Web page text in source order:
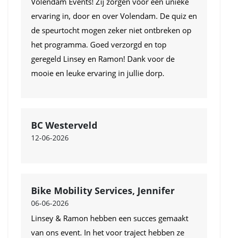
ervaring in, door en over Volendam. De quiz en
de speurtocht mogen zeker niet ontbreken op
het programma. Goed verzorgd en top
geregeld Linsey en Ramon! Dank voor de
mooie en leuke ervaring in jullie dorp.
BC Westerveld
12-06-2026
Bike Mobility Services, Jennifer
06-06-2026
Linsey & Ramon hebben een succes gemaakt
van ons event. In het voor traject hebben ze